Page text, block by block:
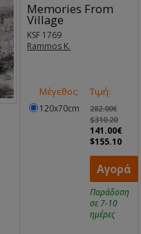
Memories From
Village
KSF 1769
Rammos K.
Μέγεθος:
120x70cm
Τιμή:
282.00€
$310.20
141.00€
$155.10
Αγορά
Παράδοση
σε 7-10
ημέρες